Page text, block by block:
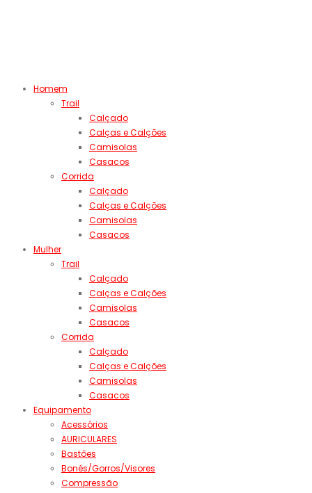
Homem
Trail
Calçado
Calças e Calções
Camisolas
Casacos
Corrida
Calçado
Calças e Calções
Camisolas
Casacos
Mulher
Trail
Calçado
Calças e Calções
Camisolas
Casacos
Corrida
Calçado
Calças e Calções
Camisolas
Casacos
Equipamento
Acessórios
AURICULARES
Bastões
Bonés/Gorros/Visores
Compressão